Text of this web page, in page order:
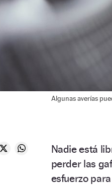
Algunas averías
Nadie está
perder las
esfuerzo